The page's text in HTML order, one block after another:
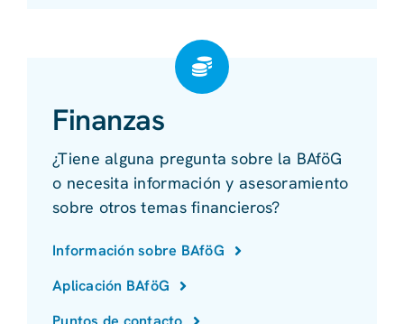
Finanzas
¿Tiene alguna pregunta sobre la BAföG
o necesita información y asesoramiento
sobre otros temas financieros?
Información sobre BAföG
Aplicación BAföG